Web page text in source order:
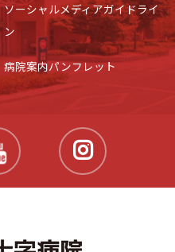
ソーシャルメディアガイドライ
ン
病院案内パンフレット